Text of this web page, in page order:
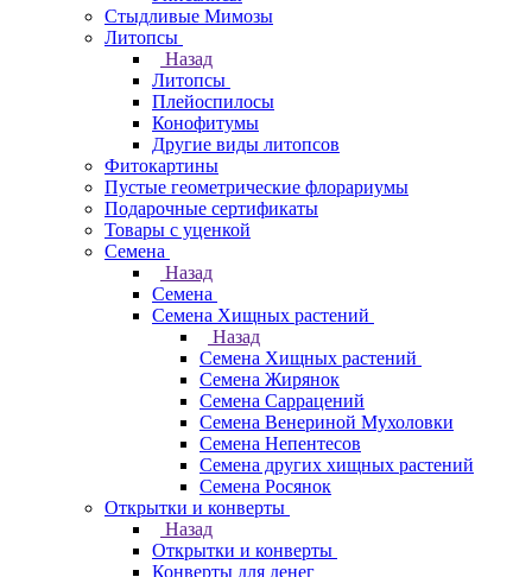
Стыдливые Мимозы
Литопсы
Назад
Литопсы
Плейоспилосы
Конофитумы
Другие виды литопсов
Фитокартины
Пустые геометрические флорариумы
Подарочные сертификаты
Товары с уценкой
Семена
Назад
Семена
Семена Хищных растений
Назад
Семена Хищных растений
Семена Жирянок
Семена Саррацений
Семена Венериной Мухоловки
Семена Непентесов
Семена других хищных растений
Семена Росянок
Открытки и конверты
Назад
Открытки и конверты
Конверты для денег